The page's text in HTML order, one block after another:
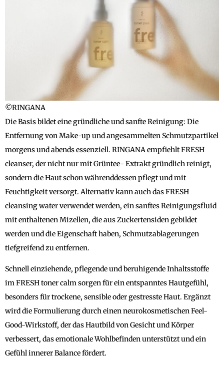
©RINGANA
Die Basis bildet eine gründliche und sanfte Reinigung: Die
Entfernung von Make-up und angesammelten Schmutzpartikel
morgens und abends essenziell. RINGANA empfiehlt FRESH
cleanser, der nicht nur mit Grüntee- Extrakt gründlich reinigt,
sondern die Haut schon währenddessen pflegt und mit
Feuchtigkeit versorgt. Alternativ kann auch das FRESH
cleansing water verwendet werden, ein sanftes Reinigungsfluid
mit enthaltenen Mizellen, die aus Zuckertensiden gebildet
werden und die Eigenschaft haben, Schmutzablagerungen
tiefgreifend zu entfernen.
Schnell einziehende, pflegende und beruhigende Inhaltsstoffe
im FRESH toner calm sorgen für ein entspanntes Hautgefühl,
besonders für trockene, sensible oder gestresste Haut. Ergänzt
wird die Formulierung durch einen neurokosmetischen Feel-
Good-Wirkstoff, der das Hautbild von Gesicht und Körper
verbessert, das emotionale Wohlbefinden unterstützt und ein
Gefühl innerer Balance fördert.